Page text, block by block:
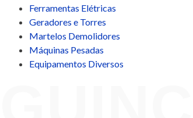
Ferramentas Elétricas
Geradores e Torres
Martelos Demolidores
Máquinas Pesadas
Equipamentos Diversos